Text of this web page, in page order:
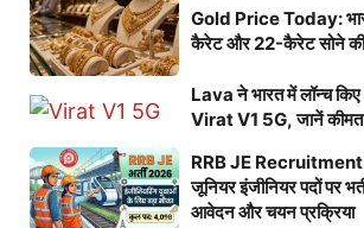
Gold Price Today:
कैरेट और 22-कैरेट सोने की
Lava ने भारत में लॉन्च
Virat V1 5G, जानें
RRB JE
जूनियर इंजीनियर पदों पर
आवेदन और चयन प्रक्रिया